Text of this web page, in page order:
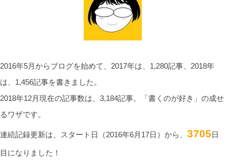
2016年5月からブログを始めて、2017年は、1,280記事、2018年
は、1,456記事を書きました。
2018年12月現在の記事数は、3,184記事。「書くのが好き」の成せ
るワザです。
連続記録更新は、スタート日（2016年6月17日）から、 3705日
目になりました！